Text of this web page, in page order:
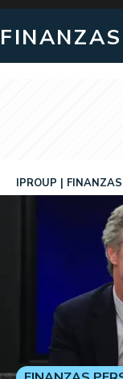
IPROUP